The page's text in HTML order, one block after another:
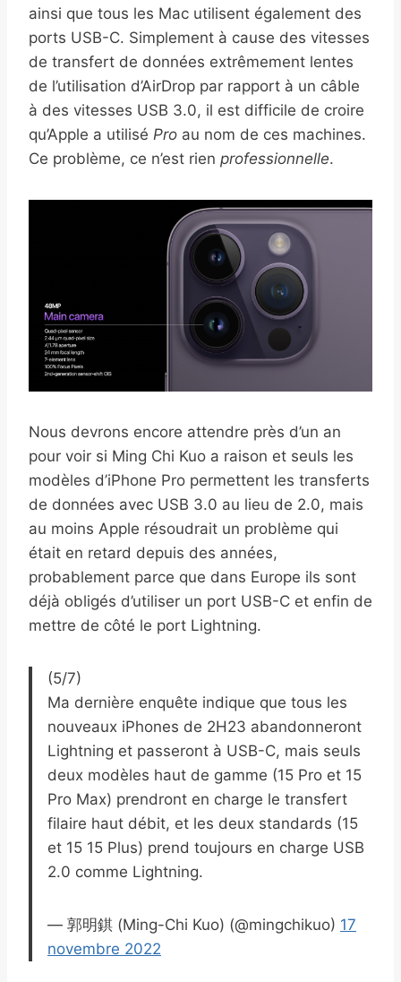
ainsi que tous les Mac utilisent également des
ports USB-C. Simplement à cause des vitesses
de transfert de données extrêmement lentes
de l’utilisation d’AirDrop par rapport à un câble
à des vitesses USB 3.0, il est difficile de croire
qu’Apple a utilisé Pro au nom de ces machines.
Ce problème, ce n’est rien professionnelle.
Nous devrons encore attendre près d’un an
pour voir si Ming Chi Kuo a raison et seuls les
modèles d’iPhone Pro permettent les transferts
de données avec USB 3.0 au lieu de 2.0, mais
au moins Apple résoudrait un problème qui
était en retard depuis des années,
probablement parce que dans Europe ils sont
déjà obligés d’utiliser un port USB-C et enfin de
mettre de côté le port Lightning.
(5/7)
Ma dernière enquête indique que tous les
nouveaux iPhones de 2H23 abandonneront
Lightning et passeront à USB-C, mais seuls
deux modèles haut de gamme (15 Pro et 15
Pro Max) prendront en charge le transfert
filaire haut débit, et les deux standards (15
et 15 15 Plus) prend toujours en charge USB
2.0 comme Lightning.
— 郭明錤 (Ming-Chi Kuo) (@mingchikuo) 17
novembre 2022